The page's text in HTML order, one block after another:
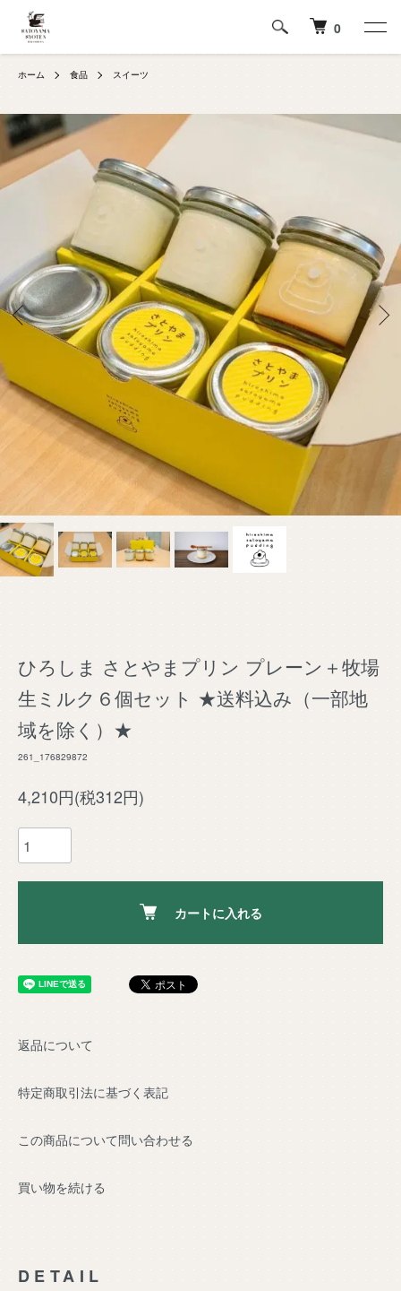
0
ホーム 食品 スイーツ
ひろしま さとやまプリン プレーン＋牧場
生ミルク６個セット ★送料込み（一部地
域を除く）★
261_176829872
4,210円(税312円)
カートに入れる
返品について
特定商取引法に基づく表記
この商品について問い合わせる
買い物を続ける
DETAIL